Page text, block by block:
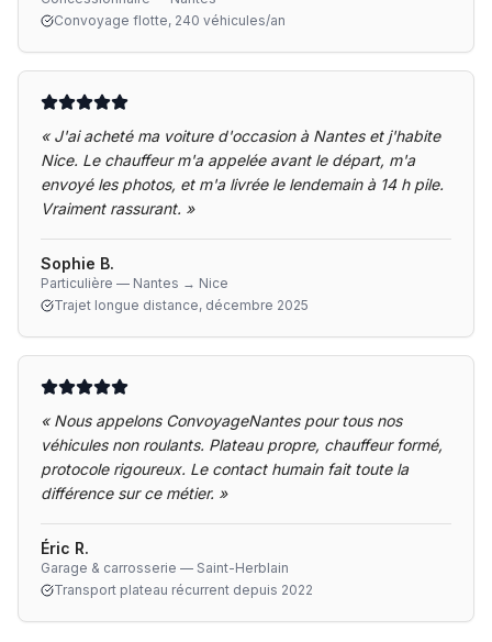
Convoyage flotte, 240 véhicules/an
« J'ai acheté ma voiture d'occasion à Nantes et j'habite
Nice. Le chauffeur m'a appelée avant le départ, m'a
envoyé les photos, et m'a livrée le lendemain à 14 h pile.
Vraiment rassurant. »
Sophie B.
Particulière — Nantes → Nice
Trajet longue distance, décembre 2025
« Nous appelons ConvoyageNantes pour tous nos
véhicules non roulants. Plateau propre, chauffeur formé,
protocole rigoureux. Le contact humain fait toute la
différence sur ce métier. »
Éric R.
Garage & carrosserie — Saint-Herblain
Transport plateau récurrent depuis 2022